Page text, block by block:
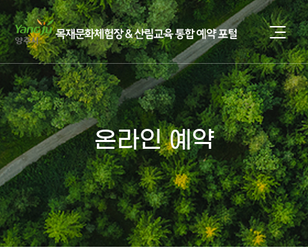
온라인 예약